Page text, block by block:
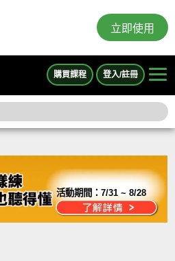
立即使用
購買課程 登入/註冊
活動期間：7/31 ~ 8/28